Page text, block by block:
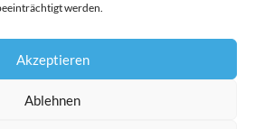
werden.
Akzeptieren
Ablehnen
zum Download